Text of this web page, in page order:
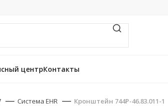
центрКонтакты
Система EHR Кронштейн 744Р-46.83.011-1